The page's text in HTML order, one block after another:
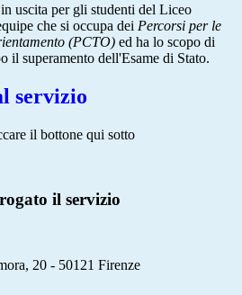
uscita per gli studenti del Liceo
che si occupa dei Percorsi per le
(PCTO) ed ha lo scopo di
il superamento dell'Esame di Stato.
servizio
il bottone qui sotto
il servizio
20 - 50121 Firenze